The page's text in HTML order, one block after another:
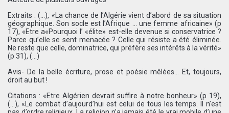
Extraits : (…), «La chance de l’Algérie vient d’abord de sa situation
géographique. Son socle est l’Afrique … une femme africaine» (p
17), «Etre a«Pourquoi l’ «élite» est-elle devenue si conservatrice ?
Parce qu’elle se sent menacée ? Celle qui résiste a été éliminée.
Ne reste que celle, dominatrice, qui préfère ses intérêts à la vérité»
(p 31), (…)
Avis- De la belle écriture, prose et poésie mêlées… Et, toujours,
droit au but !
Citations : «Etre Algérien devrait suffire à notre bonheur» (p 19),
(…), «Le combat d’aujourd’hui est celui de tous les temps. Il n’est